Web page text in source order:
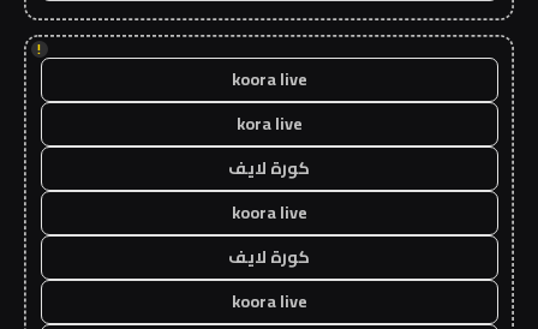
!
koora live
kora live
كورة لايف
koora live
كورة لايف
koora live